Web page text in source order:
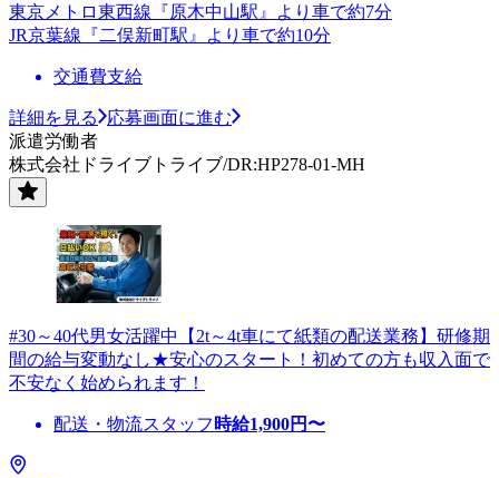
東京メトロ東西線『原木中山駅』より車で約7分
JR京葉線『二俣新町駅』より車で約10分
交通費支給
詳細を見る
応募画面に進む
派遣労働者
株式会社ドライブトライブ/DR:HP278-01-MH
#30～40代男女活躍中【2t～4t車にて紙類の配送業務】研修期
間の給与変動なし★安心のスタート！初めての方も収入面で
不安なく始められます！
配送・物流スタッフ 時給1,900円〜